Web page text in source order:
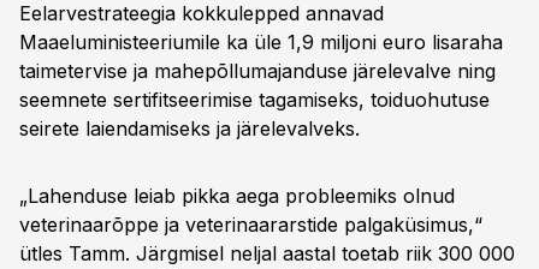
Eelarvestrateegia kokkulepped annavad
Maaeluministeeriumile ka üle 1,9 miljoni euro lisaraha
taimetervise ja mahepõllumajanduse järelevalve ning
seemnete sertifitseerimise tagamiseks, toiduohutuse
seirete laiendamiseks ja järelevalveks.
„Lahenduse leiab pikka aega probleemiks olnud
veterinaarõppe ja veterinaararstide palgaküsimus,“
ütles Tamm. Järgmisel neljal aastal toetab riik 300 000